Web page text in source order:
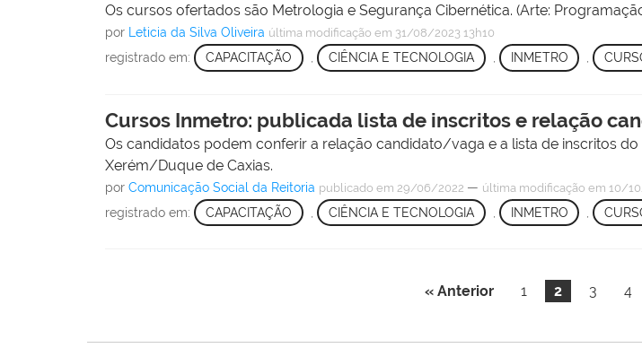
Os cursos ofertados são Metrologia e Segurança Cibernética. (Arte:
por Leticia da Silva Oliveira última modificação em 31/08/2023 13h10
registrado em: CAPACITAÇÃO , CIÊNCIA E TECNOLOGIA , INMETRO ,
Cursos Inmetro: publicada lista de inscritos e relação
Os candidatos podem conferir a relação candidato/vaga e a lista de inscritos
Xerém/Duque de Caxias.
porComunicação Social da Reitoria publicado em 29/06/2022 — última modificação em 10/
registrado em: CAPACITAÇÃO CIÊNCIA E TECNOLOGIA INMETRO ,
« Anterior 1 2 3 4